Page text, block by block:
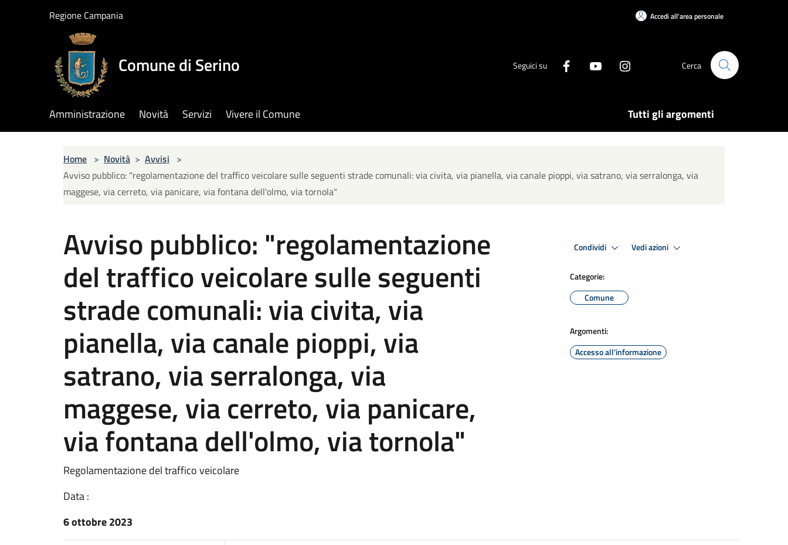
Regione Campania Accedi all'area personale
Comune di Serino Seguici su Cerca
Amministrazione Novità Servizi Vivere il Comune Tutti gli argomenti
Home > Novità > Avvisi >
Avviso pubblico: "regolamentazione del traffico veicolare sulle seguenti strade comunali: via civita, via pianella, via canale pioppi, via satrano, via serralonga, via
maggese, via cerreto, via panicare, via fontana dell'olmo, via tornola"
Avviso pubblico: "regolamentazione
del traffico veicolare sulle seguenti
strade comunali: via civita, via
pianella, via canale pioppi, via
satrano, via serralonga, via
maggese, via cerreto, via panicare,
via fontana dell'olmo, via tornola"
Regolamentazione del traffico veicolare
Data :
6 ottobre 2023
Condividi Vedi azioni
Categorie:
Comune
Argomenti:
Accesso all'informazione